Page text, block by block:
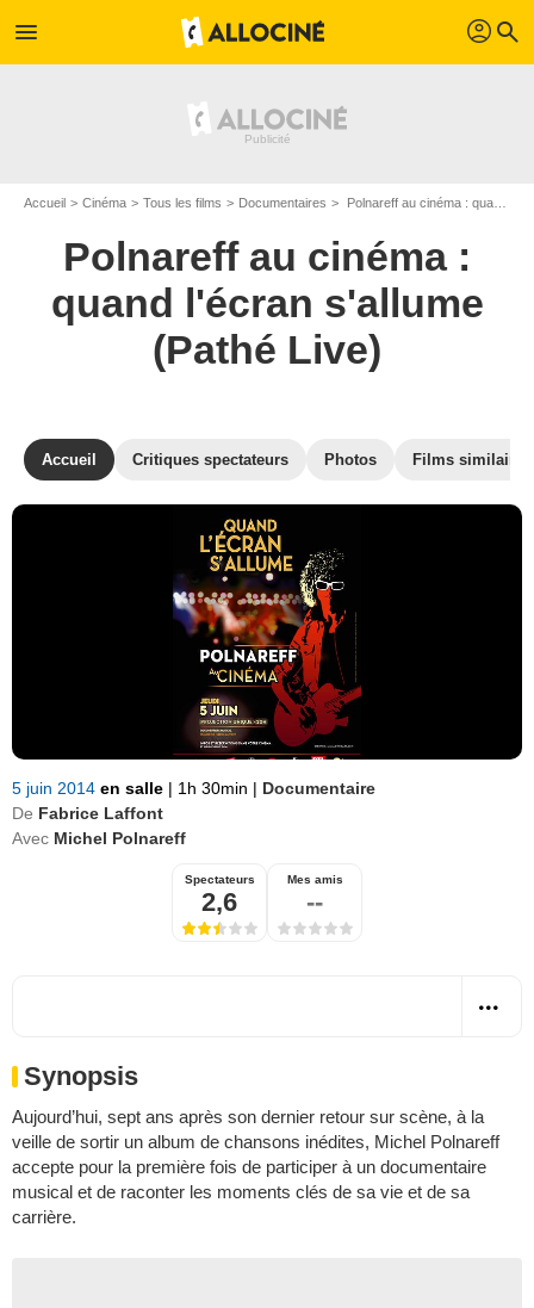
menu profil search
Accueil Cinéma Tous les films Documentaires Polnareff au cinéma : quand l'écran s'allume (Pathé Live) de Fabrice Laffont
Polnareff au cinéma :
quand l'écran s'allume
(Pathé Live)
Accueil Critiques spectateurs Photos Films similaires
5 juin 2014 en salle | 1h 30min | Documentaire
De Fabrice Laffont
Avec Michel Polnareff
Spectateurs
2,6
Mes amis
--
Synopsis
Aujourd’hui, sept ans après son dernier retour sur scène, à la
veille de sortir un album de chansons inédites, Michel Polnareff
accepte pour la première fois de participer à un documentaire
musical et de raconter les moments clés de sa vie et de sa
carrière.